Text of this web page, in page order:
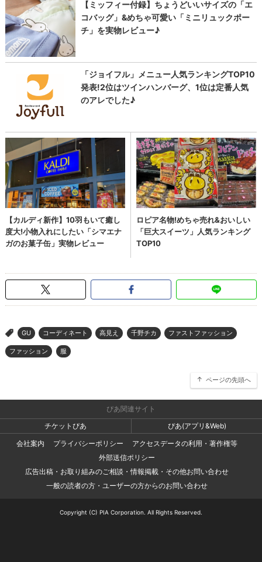
> GU コーディネート 高見え 千野チカ ファストファッション
ファッション 服
ページの先頭へ
ぴあ関連サイト
チケットぴあ
ぴあ(アプリ&Web)
会社案内
プライバシーポリシー
アクセスデータの利用・著作権等
外部送信ポリシー
広告出稿・お取り組みのご相談・情報掲載・その他お問い合わせ
一般の読者の方・ユーザーの方からのお問い合わせ
Copyright (C) PIA Corporation. All Rights Reserved.